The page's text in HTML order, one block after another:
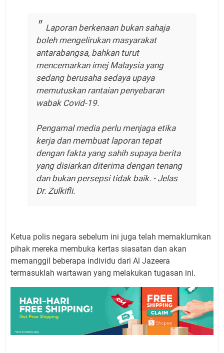
Laporan berkenaan bukan sahaja
boleh mengelirukan masyarakat
antarabangsa, bahkan turut
mencemarkan imej Malaysia yang
sedang berusaha sedaya upaya
memutuskan rantaian penyebaran
wabak Covid-19.
Pengamal media perlu menjaga etika
kerja dan membuat laporan tepat
dengan fakta yang sahih supaya berita
yang disiarkan diterima dengan tenang
dan bukan persepsi tidak baik. - Jelas
Dr. Zulkifli.
Ketua polis negara sebelum ini juga telah memaklumkan
pihak mereka membuka kertas siasatan dan akan
memanggil beberapa individu dari Al Jazeera
termasuklah wartawan yang melakukan tugasan ini.